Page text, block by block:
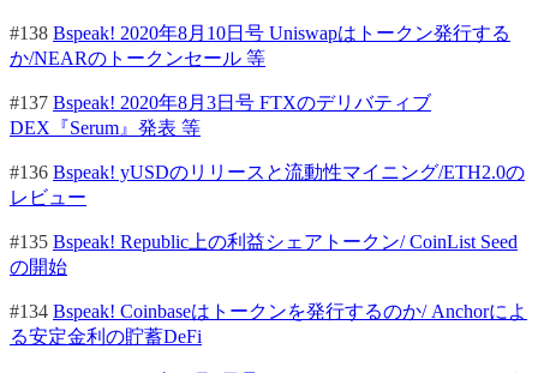
#138 Bspeak! 2020年8月10日号 Uniswapはトークン発行する
か/NEARのトークンセール 等
#137 Bspeak! 2020年8月3日号 FTXのデリバティブ
DEX『Serum』発表 等
#136 Bspeak! yUSDのリリースと流動性マイニング/ETH2.0の
レビュー
#135 Bspeak! Republic上の利益シェアトークン/ CoinList Seed
の開始
#134 Bspeak! Coinbaseはトークンを発行するのか/ Anchorによ
る安定金利の貯蓄DeFi